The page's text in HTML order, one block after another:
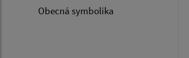
Obecná symbolika